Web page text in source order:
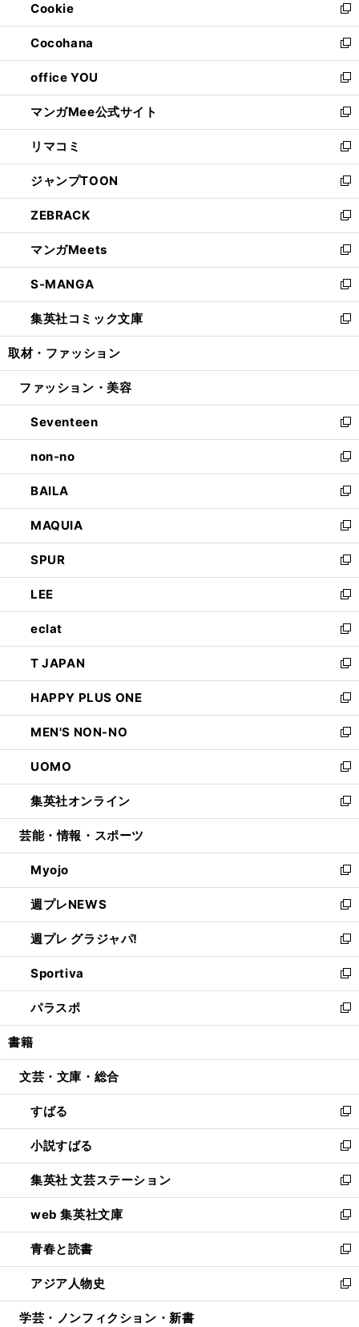
く
で
開
く
ド
ウ
で
開
く
ィ
ン
ド
ウ
で
開
く
Cookie
新
し
い
ウ
ィ
ン
ド
ウ
で
開
く
Cocohana
新
し
い
ウ
ィ
ン
ド
ウ
で
開
く
office YOU
新
し
い
ウ
ィ
ン
ド
ウ
で
開
く
マンガMee公式サイト
新
し
い
ウ
ィ
ン
ド
ウ
で
開
く
リマコミ
新
し
い
ウ
ィ
ン
ド
ウ
で
開
く
ジャンプTOON
新
し
い
ウ
ィ
ン
ド
ウ
で
開
ZEBRACK
新
し
い
ウ
ィ
ン
ド
ウ
開
マンガMeets
新
し
い
ウ
ィ
ン
ウ
開
く
S-MANGA
新
し
い
ウ
ン
ウ
で
開
く
集英社コミック文庫
新
し
ウ
ン
ド
ウ
で
開
く
取材・ファッション
ファッション・美容
Seventeen
新
し
い
ウ
ィ
ン
ド
ウ
で
開
く
non-no
新
し
い
ウ
ィ
ン
ド
ウ
で
開
く
BAILA
新
し
い
ウ
ィ
ン
ド
ウ
で
開
く
MAQUIA
新
し
い
ウ
ィ
ン
ド
ウ
で
開
く
SPUR
新
し
い
ウ
ィ
ン
ド
ウ
で
開
く
LEE
新
し
い
ウ
ィ
ン
ド
ウ
で
開
く
eclat
新
し
い
ウ
ィ
ン
ド
ウ
で
開
く
T JAPAN
新
し
い
ウ
ィ
ン
ド
ウ
で
開
HAPPY PLUS ONE
新
し
い
ウ
ィ
ン
ド
ウ
開
く
MEN'S NON-NO
新
し
い
ウ
ィ
ン
ウ
で
開
く
UOMO
新
し
い
ウ
ン
ド
ウ
で
開
く
集英社オンライン
新
し
ウ
ィ
ン
ド
ウ
で
開
く
芸能・情報・スポーツ
Myojo
新
し
い
ウ
ィ
ン
ド
ウ
で
開
週プレNEWS
新
し
い
ウ
ィ
ン
ド
ウ
開
週プレ グラジャパ!
新
し
い
ウ
ィ
ン
ウ
開
く
Sportiva
新
し
い
ウ
ン
ウ
で
開
く
パラスポ
新
し
ウ
ン
ド
ウ
で
開
く
書籍
文芸・文庫・総合
すばる
新
し
い
ウ
ィ
ン
ド
ウ
で
開
く
小説すばる
新
し
い
ウ
ィ
ン
ド
ウ
で
開
集英社 文芸ステーション
新
し
い
ウ
ィ
ン
ド
ウ
web 集英社文庫
新
し
い
ウ
ィ
ン
青春と読書
新
し
い
ウ
アジア人物史
新
し
学芸・ノンフィクション・新書